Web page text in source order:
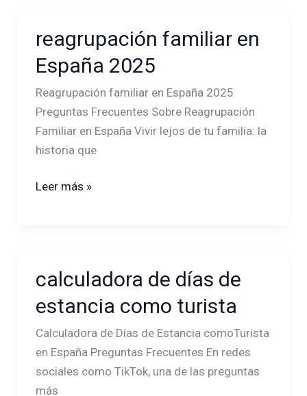
reagrupación familiar en
España 2025
Reagrupación familiar en España 2025
Preguntas Frecuentes Sobre Reagrupación
Familiar en España Vivir lejos de tu familia: la
historia que
reagrupación
familiar
en
España
2025
Leer más »
calculadora de días de
estancia como turista
Calculadora de Días de Estancia comoTurista
en España Preguntas Frecuentes En redes
sociales como TikTok, una de las preguntas
más
calculadora
días
de
estancia
como
turista